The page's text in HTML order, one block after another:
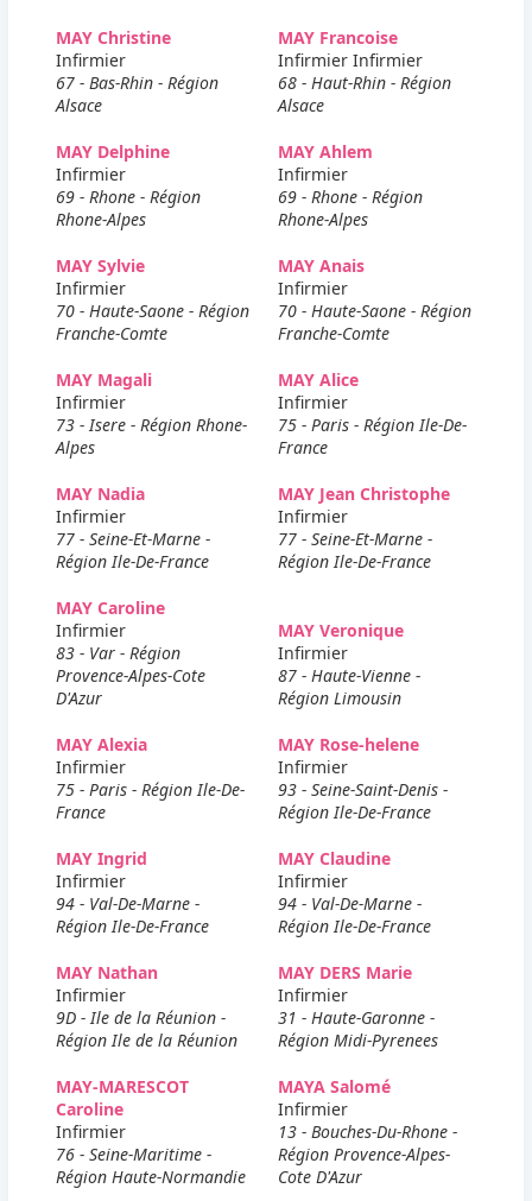
MAY Christine
Infirmier
67 - Bas-Rhin - Région
Alsace
MAY Francoise
Infirmier Infirmier
68 - Haut-Rhin - Région
Alsace
MAY Delphine
Infirmier
69 - Rhone - Région
Rhone-Alpes
MAY Ahlem
Infirmier
69 - Rhone - Région
Rhone-Alpes
MAY Sylvie
Infirmier
70 - Haute-Saone - Région
Franche-Comte
MAY Anais
Infirmier
70 - Haute-Saone - Région
Franche-Comte
MAY Magali
Infirmier
73 - Isere - Région Rhone-
Alpes
MAY Alice
Infirmier
75 - Paris - Région Ile-De-
France
MAY Nadia
Infirmier
77 - Seine-Et-Marne -
Région Ile-De-France
MAY Jean Christophe
Infirmier
77 - Seine-Et-Marne -
Région Ile-De-France
MAY Caroline
Infirmier
83 - Var - Région
Provence-Alpes-Cote
D'Azur
MAY Veronique
Infirmier
87 - Haute-Vienne -
Région Limousin
MAY Alexia
Infirmier
75 - Paris - Région Ile-De-
France
MAY Rose-helene
Infirmier
93 - Seine-Saint-Denis -
Région Ile-De-France
MAY Ingrid
Infirmier
94 - Val-De-Marne -
Région Ile-De-France
MAY Claudine
Infirmier
94 - Val-De-Marne -
Région Ile-De-France
MAY Nathan
Infirmier
9D - Ile de la Réunion -
Région Ile de la Réunion
MAY DERS Marie
Infirmier
31 - Haute-Garonne -
Région Midi-Pyrenees
MAY-MARESCOT
Caroline
Infirmier
76 - Seine-Maritime -
Région Haute-Normandie
MAYA Salomé
Infirmier
13 - Bouches-Du-Rhone -
Région Provence-Alpes-
Cote D'Azur